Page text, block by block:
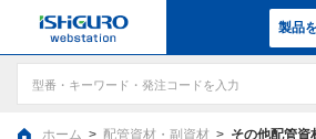
製品
ホーム > 配管資材・副資材 > その他配管資